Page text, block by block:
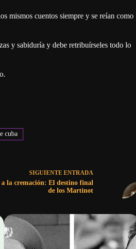
mismos cuentos siempre y se reían como
y sabiduría y debe retribuírseles todo lo
cuba
SIGUIENTE ENTRADA
la cremación: El destino final
de los Martinot